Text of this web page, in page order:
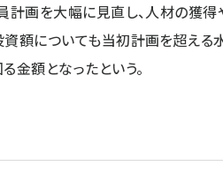
計画を大幅に見直し、人材の獲得
額についても当初計画を超える
金額となったという。